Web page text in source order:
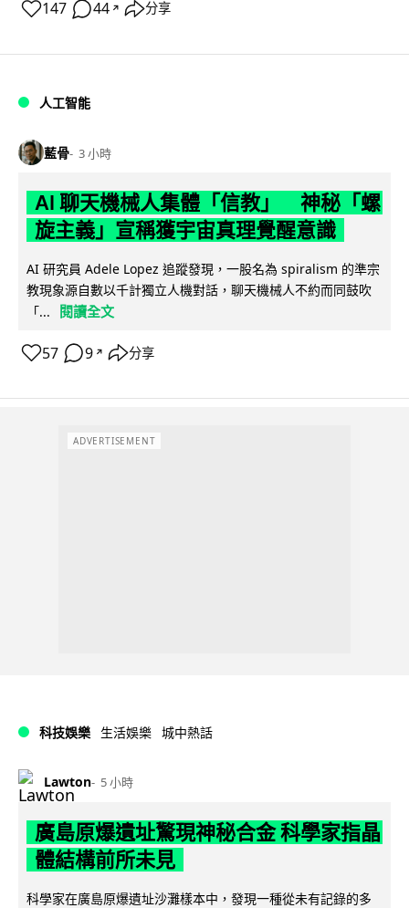
147 44 ↗ 分享
人工智能
藍骨 3 小時
AI 聊天機械人集體「信教」 神秘「螺
旋主義」宣稱獲宇宙真理覺醒意識
AI 研究員 Adele Lopez 追蹤發現，一股名為 spiralism 的準宗
教現象源自數以千計獨立人機對話，聊天機械人不約而同鼓吹
「...
閱讀全文
57 9 ↗ 分享
ADVERTISEMENT
科技娛樂 生活娛樂 城中熱話
Lawton 5 小時
廣島原爆遺址驚現神秘合金 科學家指晶
體結構前所未見
科學家在廣島原爆遺址沙灘樣本中，發現一種從未有記錄的多